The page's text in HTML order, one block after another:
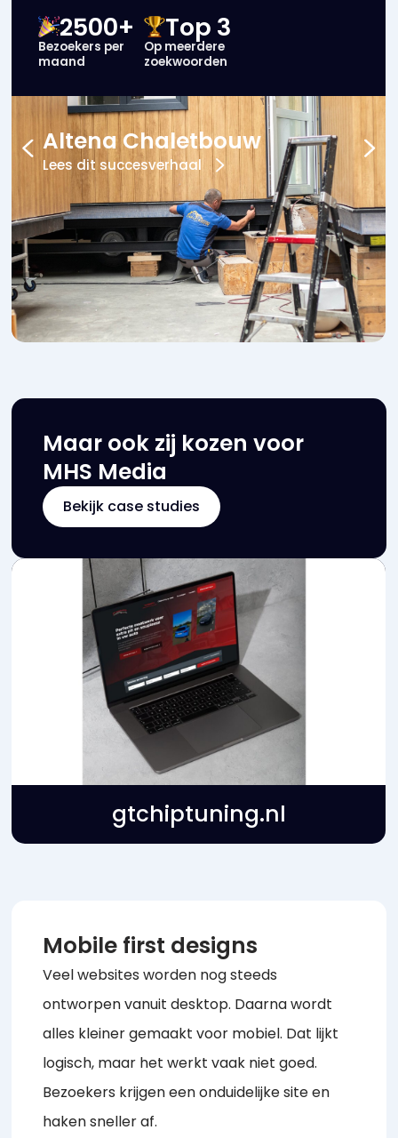
Altena Chaletbouw
Lees dit succesverhaal
2500+
Bezoekers per
maand
Top 3
Op meerdere
zoekwoorden
Maar ook zij kozen voor
MHS Media
Bekijk case studies
swingcapital.nl
Mobile first designs
Veel websites worden nog steeds
ontworpen vanuit desktop. Daarna wordt
alles kleiner gemaakt voor mobiel. Dat lijkt
logisch, maar het werkt vaak niet goed.
Bezoekers krijgen een onduidelijke site en
haken sneller af.